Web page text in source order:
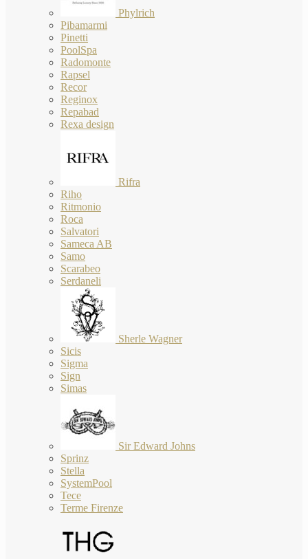
Phylrich
Pibamarmi
Pinetti
PoolSpa
Radomonte
Rapsel
Recor
Reginox
Repabad
Rexa design
Rifra
Riho
Ritmonio
Roca
Salvatori
Sameca AB
Samo
Scarabeo
Serdaneli
Sherle Wagner
Sicis
Sigma
Sign
Simas
Sir Edward Johns
Sprinz
Stella
SystemPool
Tece
Terme Firenze